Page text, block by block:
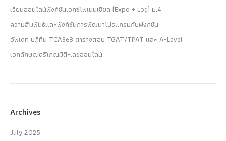
เรียนออนไลน์ฟังก์ชันเอกซ์โพเนนเชียล (Expo + Log) ม.4
ความสัมพันธ์และฟังก์ชันการพัฒนาโปรแกรมกับฟังก์ชัน
อัพเดท ปฏิทิน TCAS68 ตารางสอบ TGAT/TPAT และ A-Level
เอกลักษณ์ตรีโกณมิติ-เลขออนไลน์
Archives
July 2025